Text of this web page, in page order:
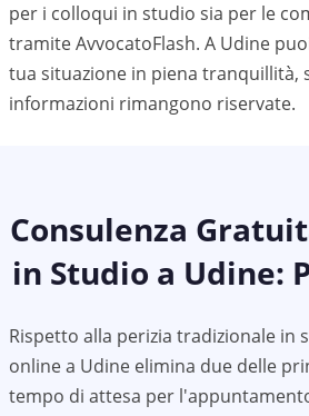
per i colloqui in studio sia per le
tramite AvvocatoFlash. A Udine
tua situazione in piena tranquillità,
informazioni rimangono riservate.
Consulenza
in Studio a Udine:
Rispetto alla perizia tradizionale in
online a Udine elimina due delle
tempo di attesa per